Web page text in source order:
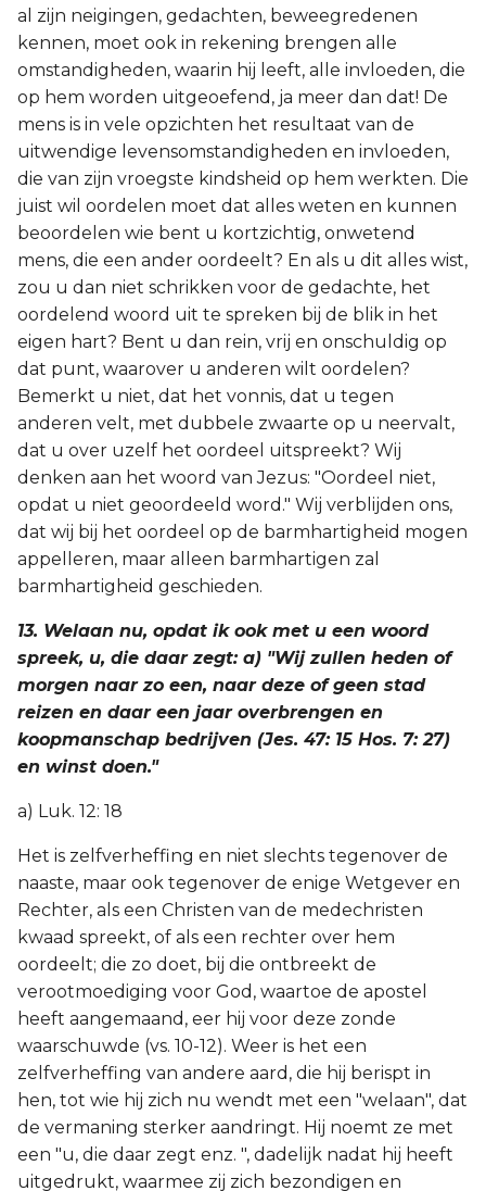
al zijn neigingen, gedachten, beweegredenen
kennen, moet ook in rekening brengen alle
omstandigheden, waarin hij leeft, alle invloeden, die
op hem worden uitgeoefend, ja meer dan dat! De
mens is in vele opzichten het resultaat van de
uitwendige levensomstandigheden en invloeden,
die van zijn vroegste kindsheid op hem werkten. Die
juist wil oordelen moet dat alles weten en kunnen
beoordelen wie bent u kortzichtig, onwetend
mens, die een ander oordeelt? En als u dit alles wist,
zou u dan niet schrikken voor de gedachte, het
oordelend woord uit te spreken bij de blik in het
eigen hart? Bent u dan rein, vrij en onschuldig op
dat punt, waarover u anderen wilt oordelen?
Bemerkt u niet, dat het vonnis, dat u tegen
anderen velt, met dubbele zwaarte op u neervalt,
dat u over uzelf het oordeel uitspreekt? Wij
denken aan het woord van Jezus: "Oordeel niet,
opdat u niet geoordeeld word." Wij verblijden ons,
dat wij bij het oordeel op de barmhartigheid mogen
appelleren, maar alleen barmhartigen zal
barmhartigheid geschieden.
13. Welaan nu, opdat ik ook met u een woord
spreek, u, die daar zegt: a) "Wij zullen heden of
morgen naar zo een, naar deze of geen stad
reizen en daar een jaar overbrengen en
koopmanschap bedrijven (Jes. 47: 15 Hos. 7: 27)
en winst doen."
a) Luk. 12: 18
Het is zelfverheffing en niet slechts tegenover de
naaste, maar ook tegenover de enige Wetgever en
Rechter, als een Christen van de medechristen
kwaad spreekt, of als een rechter over hem
oordeelt; die zo doet, bij die ontbreekt de
verootmoediging voor God, waartoe de apostel
heeft aangemaand, eer hij voor deze zonde
waarschuwde (vs. 10-12). Weer is het een
zelfverheffing van andere aard, die hij berispt in
hen, tot wie hij zich nu wendt met een "welaan", dat
de vermaning sterker aandringt. Hij noemt ze met
een "u, die daar zegt enz. ", dadelijk nadat hij heeft
uitgedrukt, waarmee zij zich bezondigen en